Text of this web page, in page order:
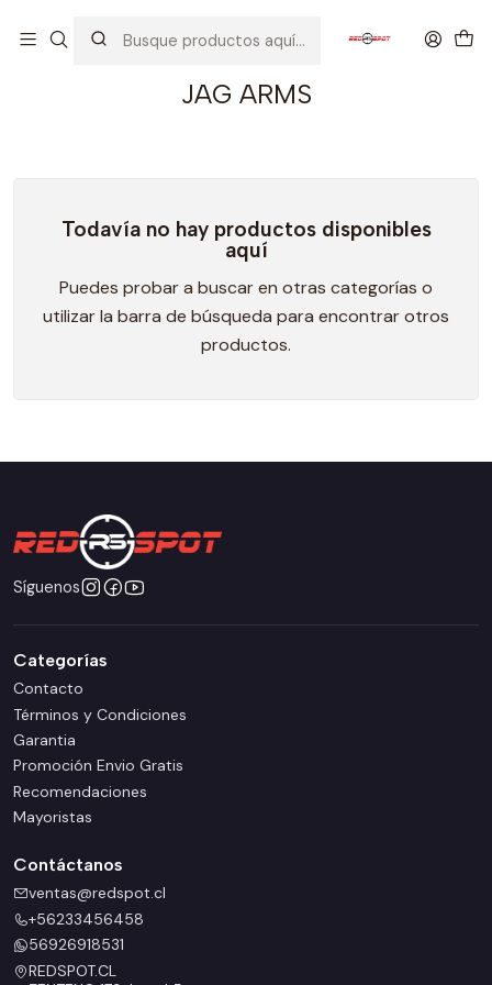
JAG ARMS
Todavía no hay productos disponibles
aquí
Puedes probar a buscar en otras categorías o
utilizar la barra de búsqueda para encontrar otros
productos.
Síguenos
Categorías
Contacto
Términos y Condiciones
Garantia
Promoción Envio Gratis
Recomendaciones
Mayoristas
Contáctanos
ventas@redspot.cl
+56233456458
56926918531
REDSPOT.CL